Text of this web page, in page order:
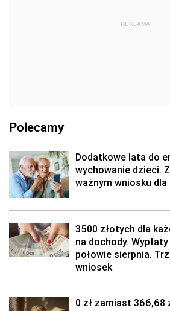
REKLAMA
Polecamy
Dodatkowe lata do
wychowanie dzieci.
ważnym wniosku
3500 złotych dla
na dochody.
połowie sierpnia.
wniosek
0 zł zamiast 366,68